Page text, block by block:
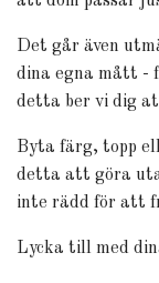
Det går även
dina egna mått -
detta ber vi dig
Byta färg, topp
detta att göra
inte rädd för att
Lycka till med